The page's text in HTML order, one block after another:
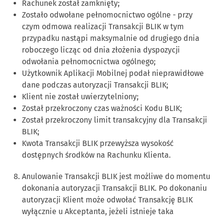
Rachunek został zamknięty;
Zostało odwołane pełnomocnictwo ogólne - przy
czym odmowa realizacji Transakcji BLIK w tym
przypadku nastąpi maksymalnie od drugiego dnia
roboczego licząc od dnia złożenia dyspozycji
odwołania pełnomocnictwa ogólnego;
Użytkownik Aplikacji Mobilnej podał nieprawidłowe
dane podczas autoryzacji Transakcji BLIK;
Klient nie został uwierzytelniony;
Został przekroczony czas ważności Kodu BLIK;
Został przekroczony limit transakcyjny dla Transakcji
BLIK;
Kwota Transakcji BLIK przewyższa wysokość
dostępnych środków na Rachunku Klienta.
Anulowanie Transakcji BLIK jest możliwe do momentu
dokonania autoryzacji Transakcji BLIK. Po dokonaniu
autoryzacji Klient może odwołać Transakcję BLIK
wyłącznie u Akceptanta, jeżeli istnieje taka